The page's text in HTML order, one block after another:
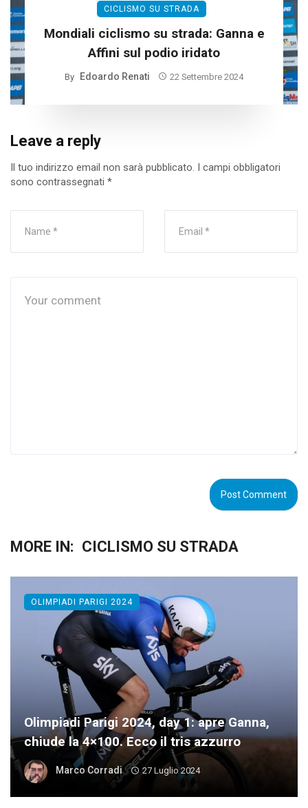
CICLISMO SU STRADA
Mondiali ciclismo su strada: Ganna e
Affini sul podio iridato
By Edoardo Renati 22 Settembre 2024
Leave a reply
Il tuo indirizzo email non sarà pubblicato. I campi obbligatori
sono contrassegnati *
MORE IN: CICLISMO SU STRADA
Olimpiadi Parigi 2024, day 1: apre Ganna,
chiude la 4×100. Ecco il tris azzurro
Marco Corradi 27 Luglio 2024
OLIMPIADI PARIGI 2024